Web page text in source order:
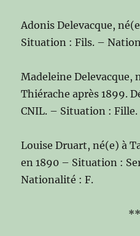
Adonis Delevacque,
Situation : Fils. –
Madeleine Delevacque,
Thiérache après 1899.
CNIL. – Situation :
Louise Druart, né(e) à
en 1890 – Situation :
Nationalité : F.